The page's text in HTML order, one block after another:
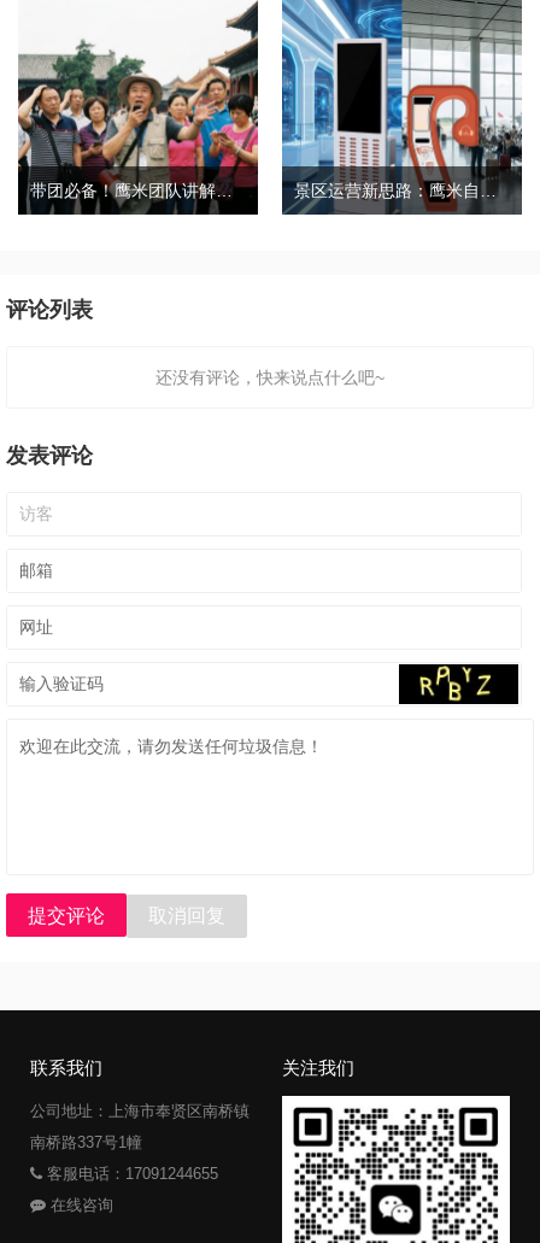
带团必备！鹰米团队讲解器，防串音 + 易管理双在线
评论列表
还没有评论，快来说点什么吧~
发表评论
提交评论 取消回复
联系我们
公司地址：上海市奉贤区南桥镇
南桥路337号1幢
客服电话：17091244655
在线咨询
关注我们